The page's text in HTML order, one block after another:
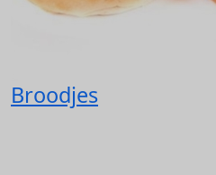
Broodjes